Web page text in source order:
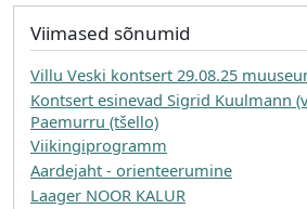
Viimased sõnumid
Villu Veski kontsert 29.08.25
Kontsert esinevad Sigrid Kuulmann
Paemurru (tšello)
Viikingiprogramm
Aardejaht - orienteerumine
Laager NOOR KALUR